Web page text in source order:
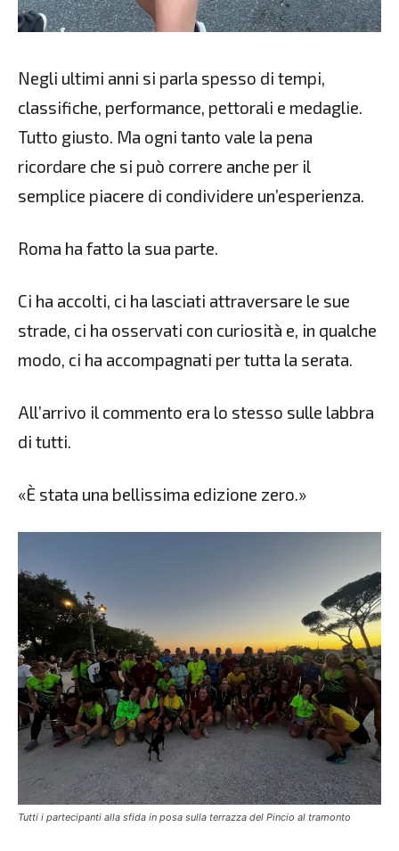
Negli ultimi anni si parla spesso di tempi,
classifiche, performance, pettorali e medaglie.
Tutto giusto. Ma ogni tanto vale la pena
ricordare che si può correre anche per il
semplice piacere di condividere un’esperienza.
Roma ha fatto la sua parte.
Ci ha accolti, ci ha lasciati attraversare le sue
strade, ci ha osservati con curiosità e, in qualche
modo, ci ha accompagnati per tutta la serata.
All’arrivo il commento era lo stesso sulle labbra
di tutti.
«È stata una bellissima edizione zero.»
Tutti i partecipanti alla sfida in posa sulla terrazza del Pincio al tramonto